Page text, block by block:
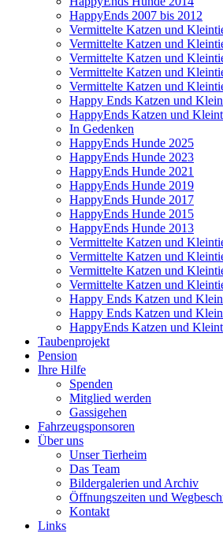
HappyEnds 2007 bis 2012
Vermittelte Katzen und
Vermittelte Katzen und
Vermittelte Katzen und
Vermittelte Katzen und
Vermittelte Katzen und
Happy Ends Katzen und
HappyEnds Katzen und
In Gedenken
HappyEnds Hunde 2025
HappyEnds Hunde 2023
HappyEnds Hunde 2021
HappyEnds Hunde 2019
HappyEnds Hunde 2017
HappyEnds Hunde 2015
HappyEnds Hunde 2013
Vermittelte Katzen und
Vermittelte Katzen und
Vermittelte Katzen und
Vermittelte Katzen und
Happy Ends Katzen und
Happy Ends Katzen und
HappyEnds Katzen und
Taubenprojekt
Pension
Ihre Hilfe
Spenden
Mitglied werden
Gassigehen
Fahrzeugsponsoren
Über uns
Unser Tierheim
Das Team
Bildergalerien und Archiv
Öffnungszeiten und
Kontakt
Links